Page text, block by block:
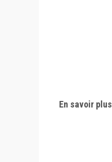
En savoir plus